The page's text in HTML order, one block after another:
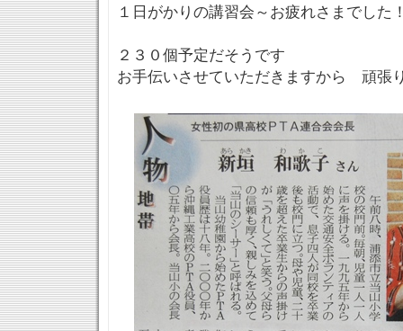
１日がかりの講習会～お疲れさまでした
２３０個予定だそうです
お手伝いさせていただきますから 頑張